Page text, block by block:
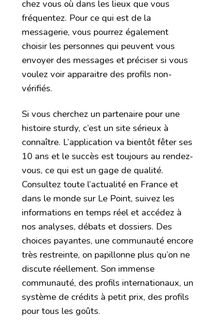
chez vous où dans les lieux que vous
fréquentez. Pour ce qui est de la
messagerie, vous pourrez également
choisir les personnes qui peuvent vous
envoyer des messages et préciser si vous
voulez voir apparaitre des profils non-
vérifiés.
Si vous cherchez un partenaire pour une
histoire sturdy, c’est un site sérieux à
connaître. L’application va bientôt fêter ses
10 ans et le succès est toujours au rendez-
vous, ce qui est un gage de qualité.
Consultez toute l’actualité en France et
dans le monde sur Le Point, suivez les
informations en temps réel et accédez à
nos analyses, débats et dossiers. Des
choices payantes, une communauté encore
très restreinte, on papillonne plus qu’on ne
discute réellement. Son immense
communauté, des profils internationaux, un
système de crédits à petit prix, des profils
pour tous les goûts.